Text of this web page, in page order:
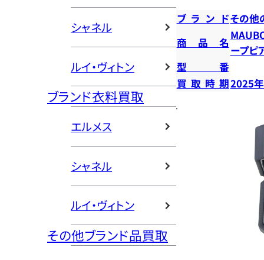
シャネル
ルイ・ヴィトン
ブランド衣料買取
エルメス
シャネル
ルイ・ヴィトン
その他ブランド品買取
ブランドその他
商品名
ープピ
型番
買取時期2025